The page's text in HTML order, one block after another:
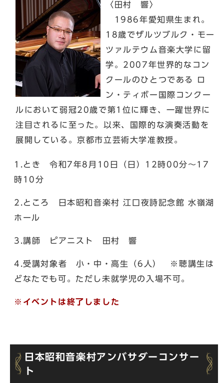
〈田村 響〉
1986年愛知県生まれ。
18歳でザルツブルク・モー
ツァルテウム音楽大学に留
学。2007年世界的なコン
クールのひとつである ロ
ン・ティボー国際コンクー
ルにおいて弱冠20歳で第1位に輝き、一躍世界に
注目されるに至った。以来、国際的な演奏活動を
展開している。京都市立芸術大学准教授。
1.とき 令和7年8月10日（日）12時00分～17
時10分
2.ところ 日本昭和音楽村 江口夜詩記念館 水嶺湖
ホール
3.講師 ピアニスト 田村 響
4.受講対象者 小・中・高生（6人） ※聴講生は
どなたでも可。ただし未就学児の入場不可。
※イベントは終了しました
日本昭和音楽村アンバサダーコンサー
ト